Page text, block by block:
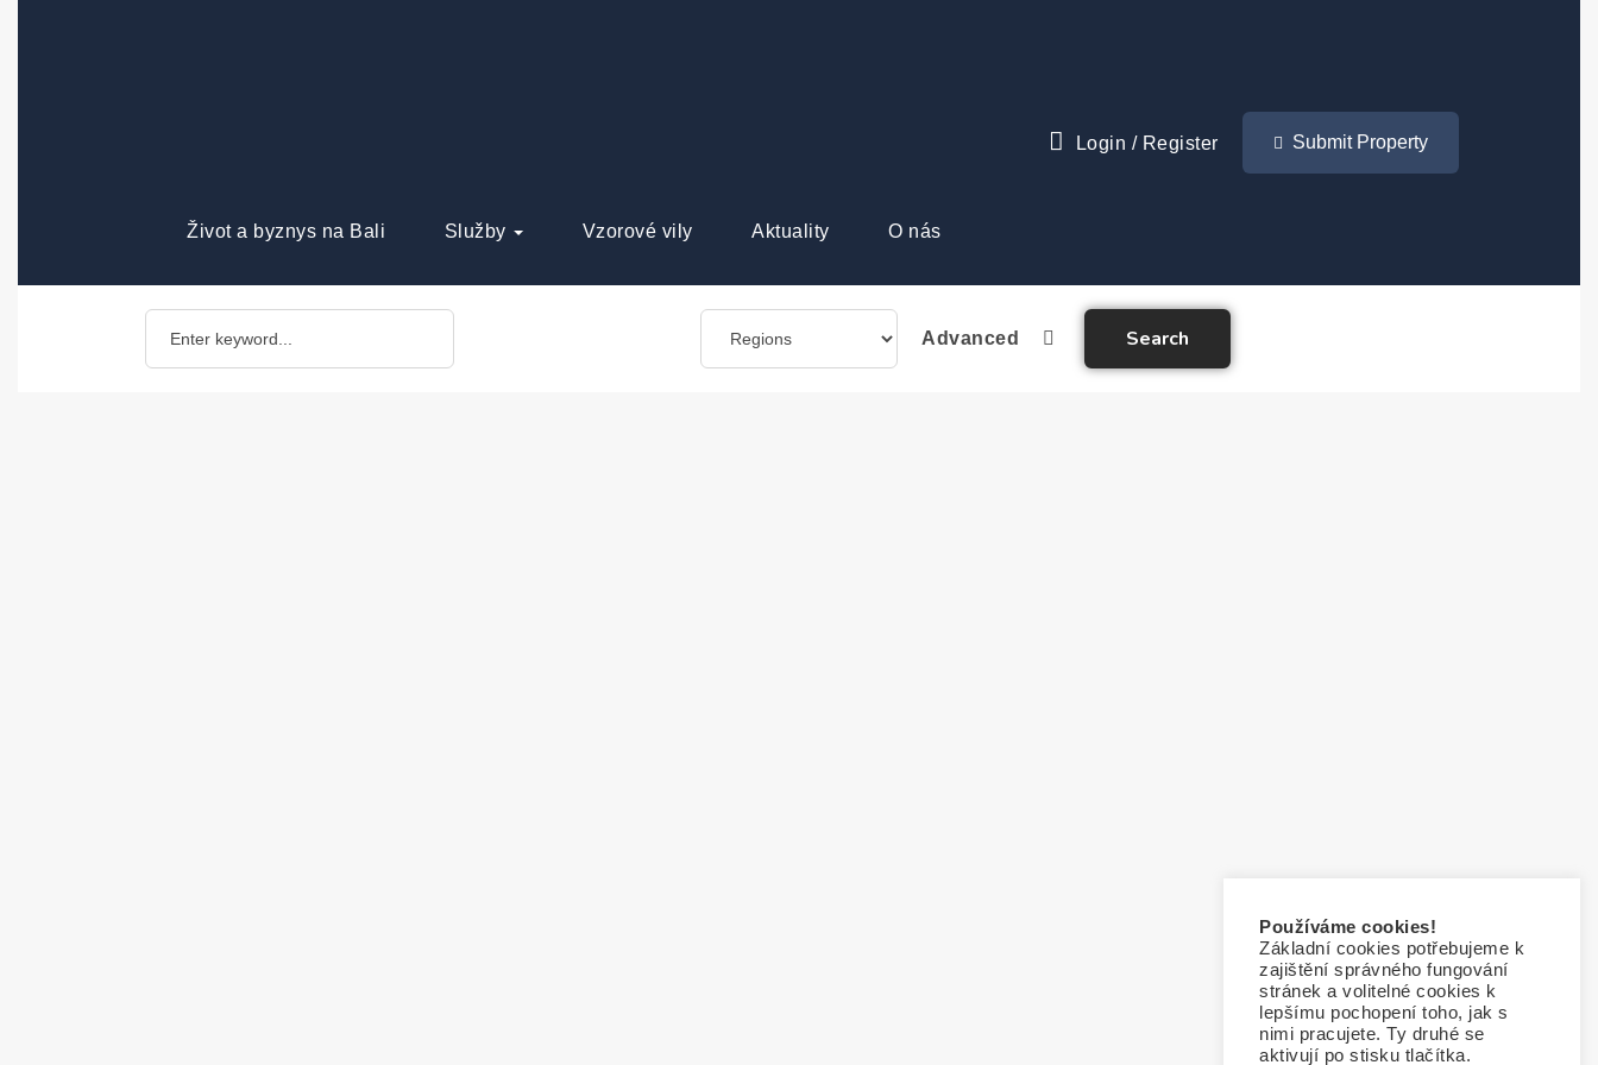
Život a byznys na Bali Služby Vzorové vily Aktuality O nás
Login / Register Submit Property
Advanced Search
Používáme cookies!
Základní cookies potřebujeme k
zajištění správného fungování
stránek a volitelné cookies k
lepšímu pochopení toho, jak s
nimi pracujete. Ty druhé se
aktivují po stisku tlačítka.